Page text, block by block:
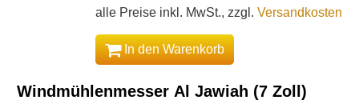
alle Preise inkl. MwSt., zzgl. Versandkosten
In den Warenkorb
Windmühlenmesser Al Jawiah (7 Zoll)